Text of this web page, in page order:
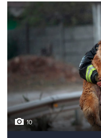
10